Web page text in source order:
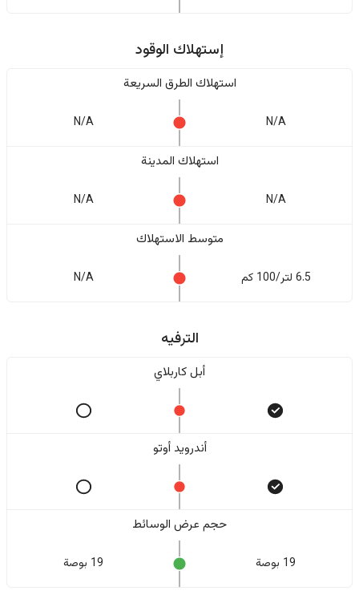
إستهلاك الوقود
استهلاك الطرق السريعة
N/A
N/A
استهلاك المدينة
N/A
N/A
متوسط الاستهلاك
6.5 لتر/100 كم N/A
الترفيه
أبل كاربلاي
أندرويد أوتو
حجم عرض الوسائط
19 بوصة 19 بوصة